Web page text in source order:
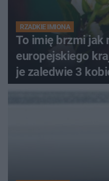
RZADKIE IMIONA
To imię brzmi jak
europejskiego
je zaledwie 3